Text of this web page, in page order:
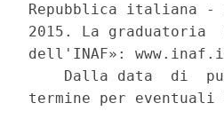
Repubblica italiana -
2015. La
dell'INAF»:
Dalla data  di
termine per eventuali